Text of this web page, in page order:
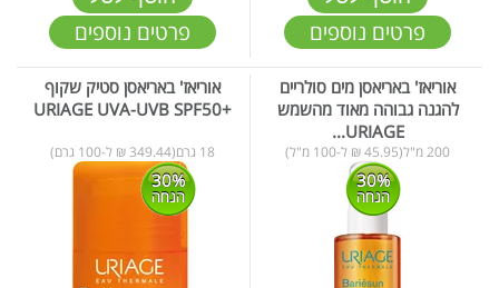
פרטים נוספים פרטים נוספים
אוריאז' באריאסן מים סולריים
להגנה גבוהה מאוד מהשמש
URIAGE...
200 מ"ל(45.95 ₪ ל-100 מ"ל)
30%
הנחה
אוריאז' באריאסן סטיק שקוף
+URIAGE UVA-UVB SPF50
18 גרם(349.44 ₪ ל-100 גרם)
30%
הנחה